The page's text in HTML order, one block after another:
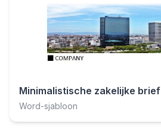
Minimalistische zakelijke brief
Word-sjabloon